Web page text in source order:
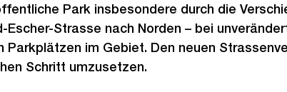
Park insbesondere durch die
Strasse nach Norden – bei
Parkplätzen im Gebiet. Den neuen
Schritt umzusetzen.